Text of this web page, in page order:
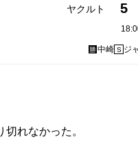
ヤクルト 5
勝中崎 S ジ
れなかった。